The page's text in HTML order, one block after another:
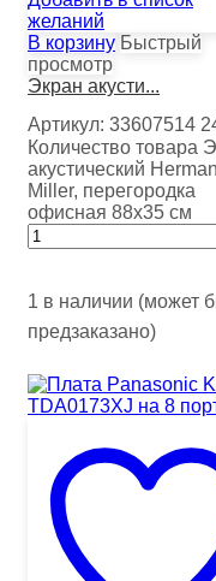
желаний
В корзину Быстрый
просмотр
Экран акусти...
Артикул: 33607514
Количество товара
акустический Herman
Miller, перегородка
офисная 88х35 см
1 в наличии (может
предзаказано)